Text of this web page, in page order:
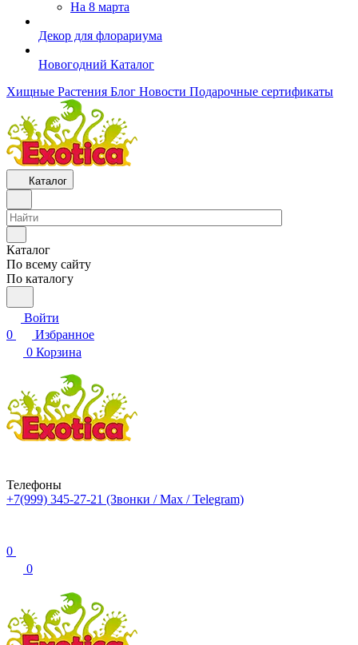
На 8 марта
Декор для флорариума
Новогодний Каталог
Хищные Растения Блог Новости Подарочные сертификаты
Каталог
Каталог
По всему сайту
По каталогу
Войти
0
Избранное
0 Корзина
Телефоны
+7(999) 345-27-21 (Звонки / Max / Telegram)
0
0